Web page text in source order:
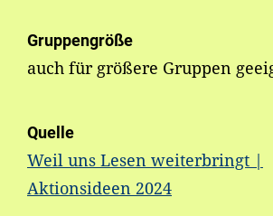
Gruppengröße
auch für größere Gruppen
Quelle
Weil uns Lesen weiterbringt |
Aktionsideen 2024